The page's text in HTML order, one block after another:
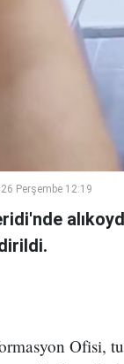
Perşembe 12:19
Ofisi,